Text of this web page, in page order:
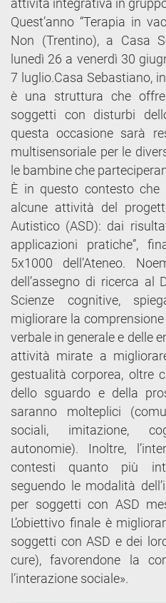
attività integrativa in
Quest’anno “Terapia in
Non (Trentino), a Casa
lunedì 26 a venerdì 30
7 luglio.Casa Sebastiano,
è una struttura che
soggetti con disturbi
questa occasione sarà
multisensoriale per le
le bambine che
È in questo contesto che
alcune attività del
Autistico (ASD): dai
applicazioni pratiche”,
5x1000 dell’Ateneo.
dell’assegno di ricerca al
Scienze cognitive,
migliorare la
verbale in generale e delle
attività mirate a
gestualità corporea, oltre
dello sguardo e della
saranno molteplici
sociali, imitazione,
autonomie). Inoltre,
contesti quanto più
seguendo le modalità
per soggetti con ASD
L’obiettivo finale è
soggetti con ASD e dei
cure), favorendone la
l’interazione sociale».